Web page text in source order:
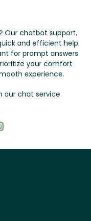
Our chatbot support,
and efficient help.
for prompt answers
your comfort
experience.
our chat service